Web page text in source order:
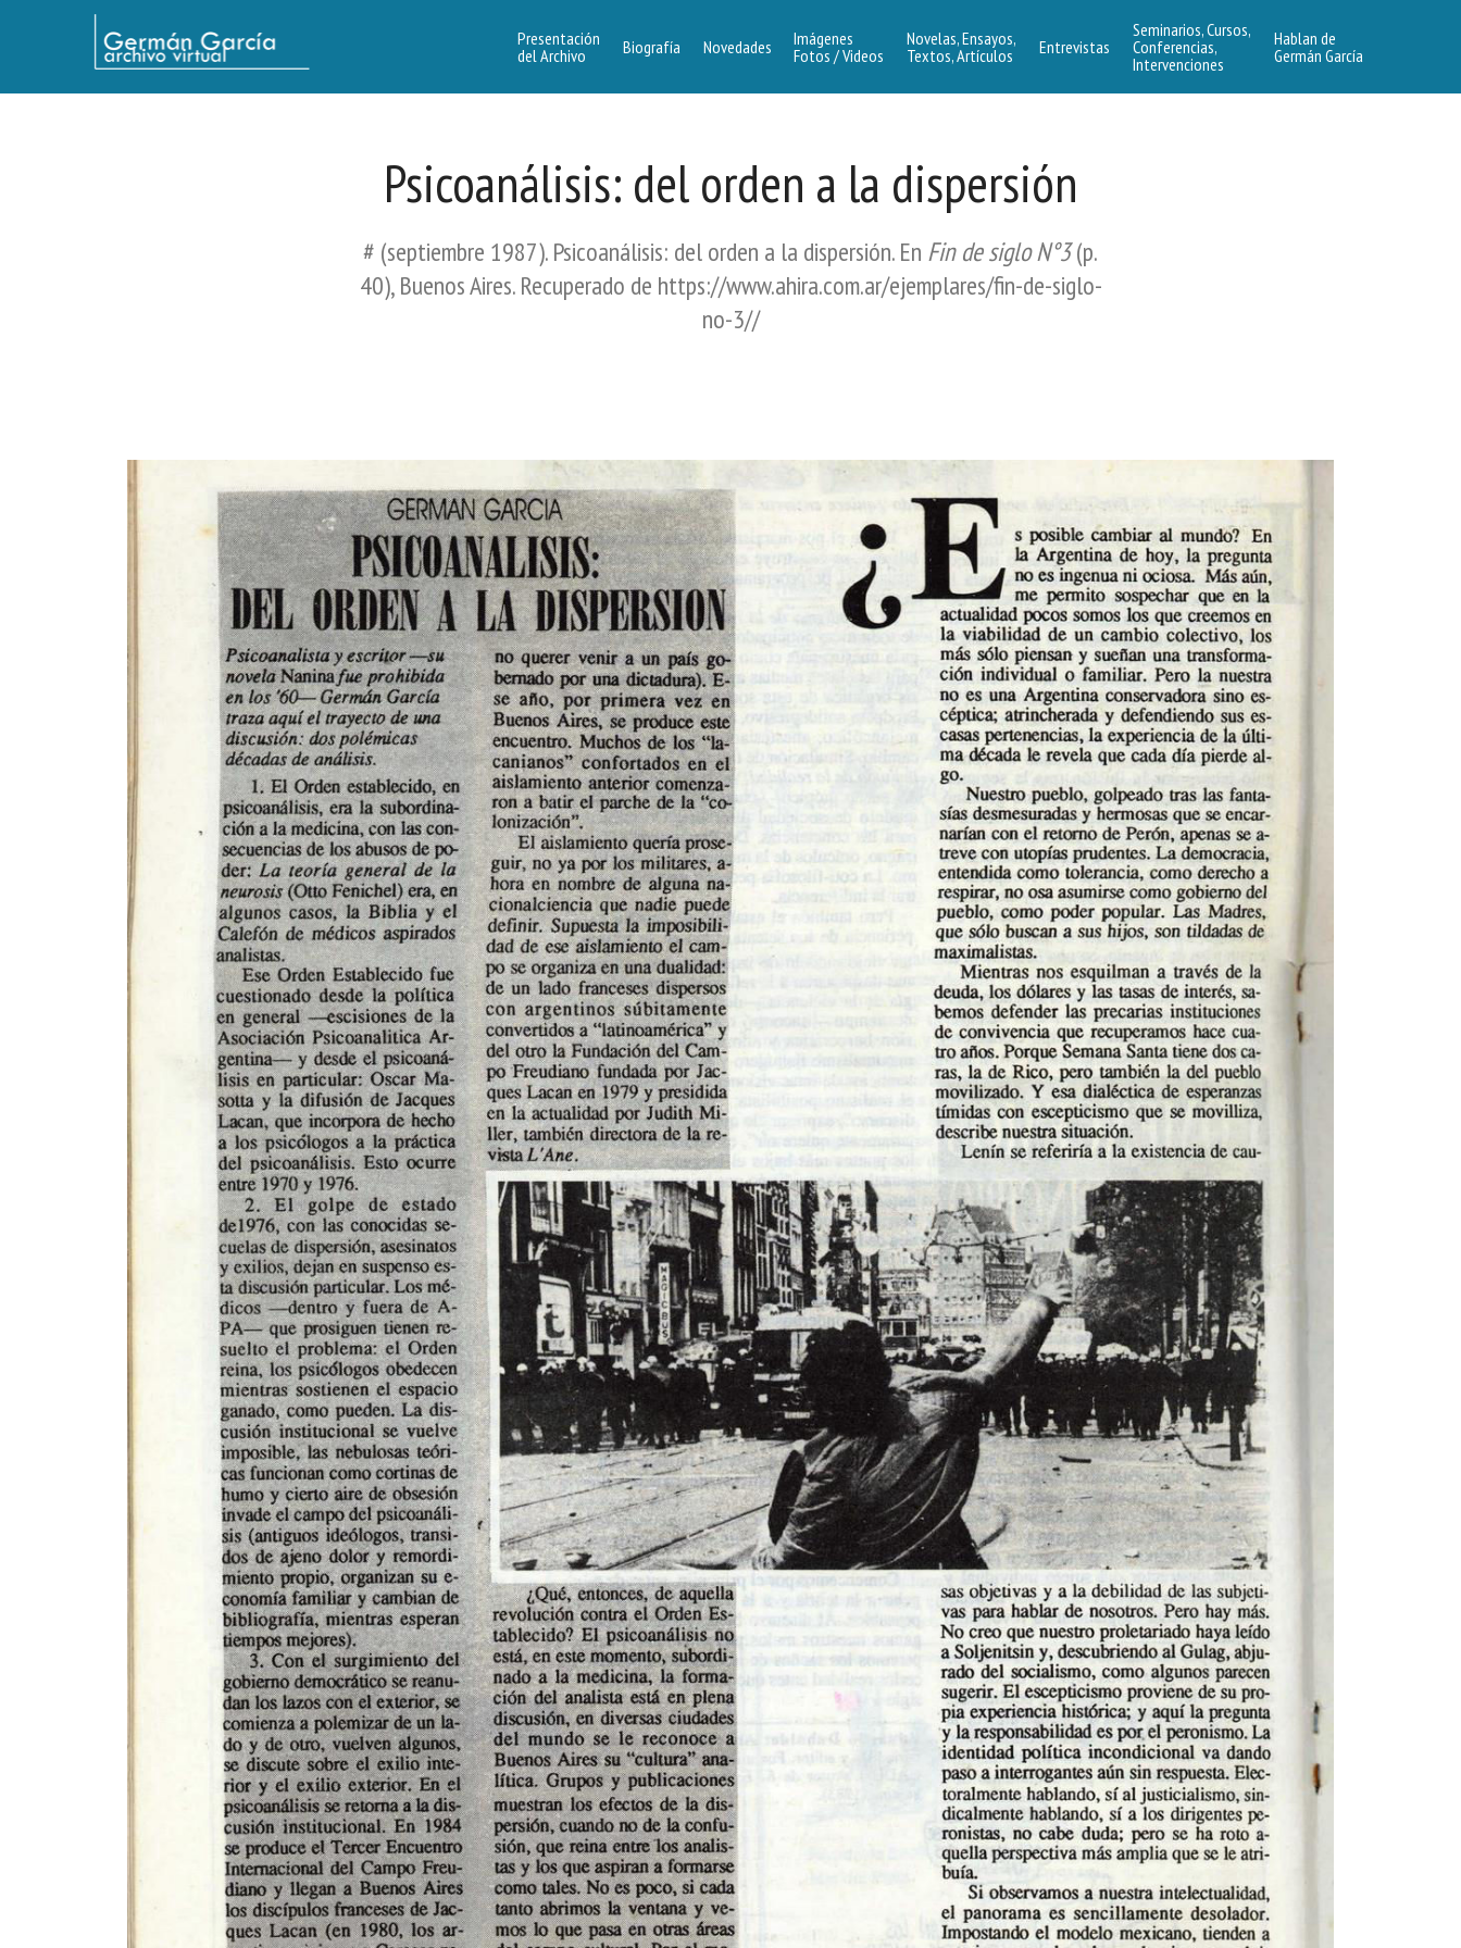
Germán García - Archivo Virtual / Centro Descartes, Buenos Aires
Presentación
del Archivo
Biografía Novedades
Imágenes
Fotos / Videos
Novelas, Ensayos,
Textos, Artículos
Entrevistas
Seminarios, Cursos,
Conferencias,
Intervenciones
Hablan de
Germán García
Psicoanálisis: del orden a la dispersión
# (septiembre 1987). Psicoanálisis: del orden a la dispersión. En Fin de siglo N°3(p.
40), Buenos Aires. Recuperado de https://www.ahira.com.ar/ejemplares/fin-de-siglo-
no-3//